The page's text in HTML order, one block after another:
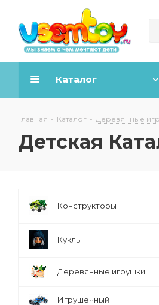
Каталог
Главная - Каталог - Деревянные
Детская
Конструкторы
Куклы
Деревянные игрушки
Игрушечный